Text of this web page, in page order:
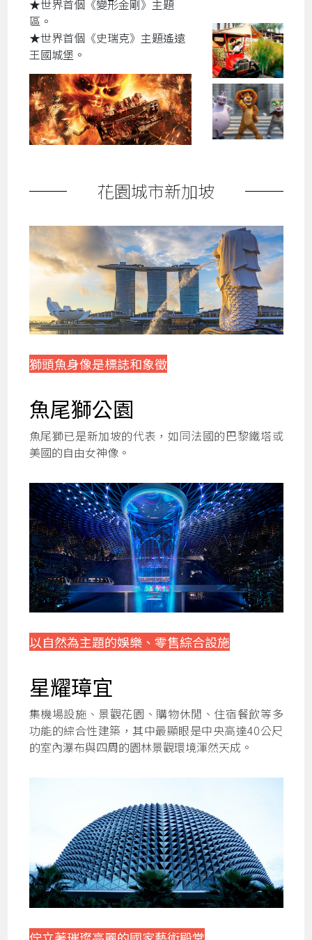
★世界首個《變形金剛》主題
區。
★世界首個《史瑞克》主題遙遠
王國城堡。
花園城市新加坡
獅頭魚身像是標誌和象徵
魚尾獅公園
魚尾獅已是新加坡的代表，如同法國的巴黎鐵塔或
美國的自由女神像。
以自然為主題的娛樂、零售綜合設施
星耀璋宜
集機場設施、景觀花園、購物休閒、住宿餐飲等多
功能的綜合性建築，其中最顯眼是中央高達40公尺
的室內瀑布與四周的園林景觀環境渾然天成。